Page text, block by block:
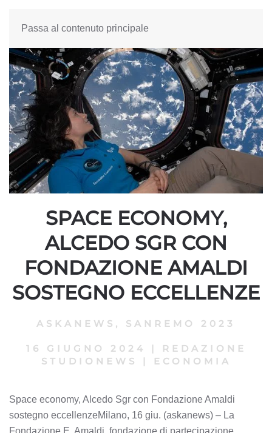
Passa al contenuto principale
SPACE ECONOMY,
ALCEDO SGR CON
FONDAZIONE AMALDI
SOSTEGNO ECCELLENZE
ASKANEWS , SANREMO 2023
16 GIUGNO 2024 |
REDAZIONE
STUDIONEWS
| ECONOMIA
Space economy, Alcedo Sgr con Fondazione Amaldi
sostegno eccellenzeMilano, 16 giu. (askanews) – La
Fondazione E. Amaldi, fondazione di partecipazione